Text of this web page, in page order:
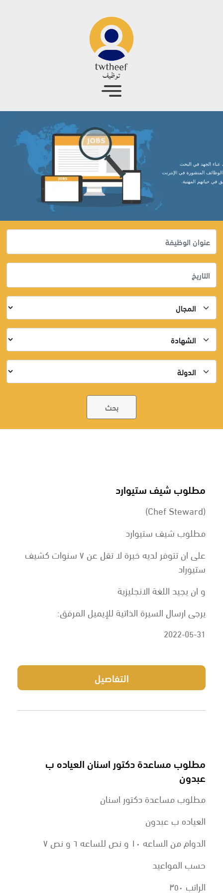
مطلوب شيف ستيوارد
(Chef Steward)
مطلوب شيف ستيوارد
على ان تتوفر لديه خبرة لا تقل عن ٧ سنوات كشيف
ستيوراد
و ان يجيد اللغة الانجليزية
يرجى ارسال السيرة الذاتية للإيميل المرفق:
2022-05-31
التفاصيل
مطلوب مساعدة دكتور اسنان العياده ب
عبدون
مطلوب مساعدة دكتور اسنان
العياده ب عبدون
الدوام من الساعه ١٠ و نص للساعه ٦ و نص ٧
حسب المواعيد
الراتب ٣٥٠